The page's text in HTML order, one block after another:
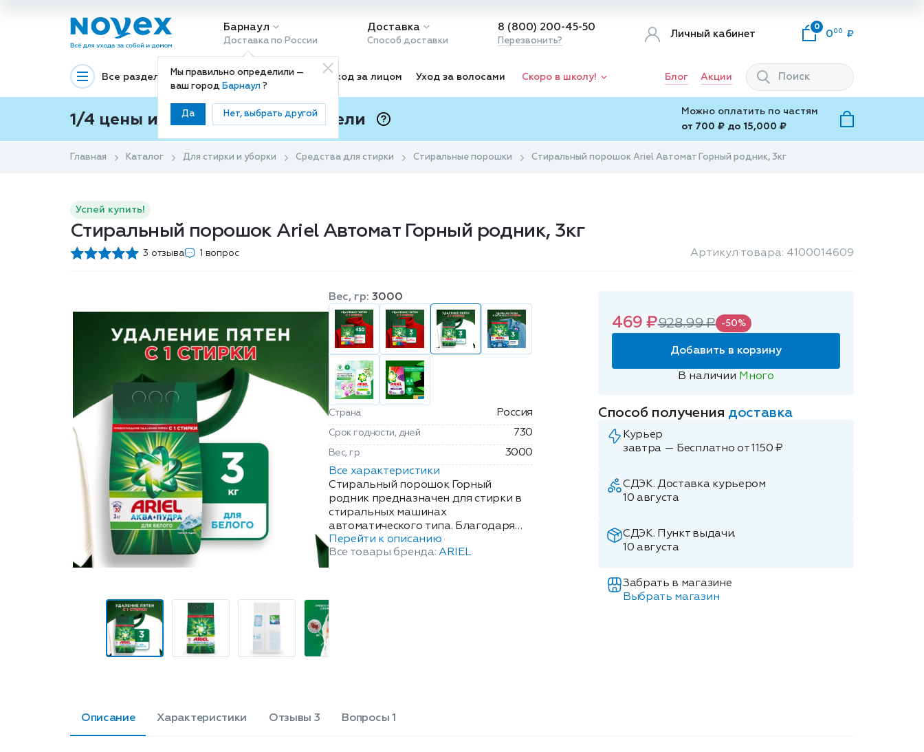
Барнаул
Доставка по России
Мы правильно определили —
ваш город Барнаул?
Да Нет, выбрать другой
Доставка
Способ доставки
8 (800) 200-45-50
Перезвонить?
Личный кабинет
0
0 00
Все разделы Декоративная косметика Уход за лицом Уход за волосами Скоро в школу! Блог Акции
1/4 цены и покупки ваши с Подели
Можно оплатить по частям
от 700 ₽ до 15,000 ₽
Главная Каталог Для стирки и уборки Средства для стирки Стиральные порошки Стиральный порошок Ariel Автомат Горный родник, 3кг
Успей купить!
Стиральный порошок Ariel Автомат Горный родник, 3кг
3 отзыва 1 вопрос Артикул товара: 4100014609
Вес, гр: 3000
Страна Россия
Срок годности, дней 730
Вес, гр
3000
Все характеристики
Стиральный порошок Горный
родник предназначен для стирки в
стиральных машинах
автоматического типа. Благодаря
энзимам, входящих в состав
порошка, его применение
обеспечивающего защиту
Перейти к описанию
Все товары бренда: ARIEL
469 ₽928.99 ₽ -50%
Добавить в корзину
В наличии Много
Способ получения доставка
Курьер
завтра — Бесплатно от 1150 ₽
СДЭК. Доставка курьером
10 августа
СДЭК. Пункт выдачи.
10 августа
Забрать в магазине
Выбрать магазин
Описание Характеристики Отзывы 3 Вопросы 1